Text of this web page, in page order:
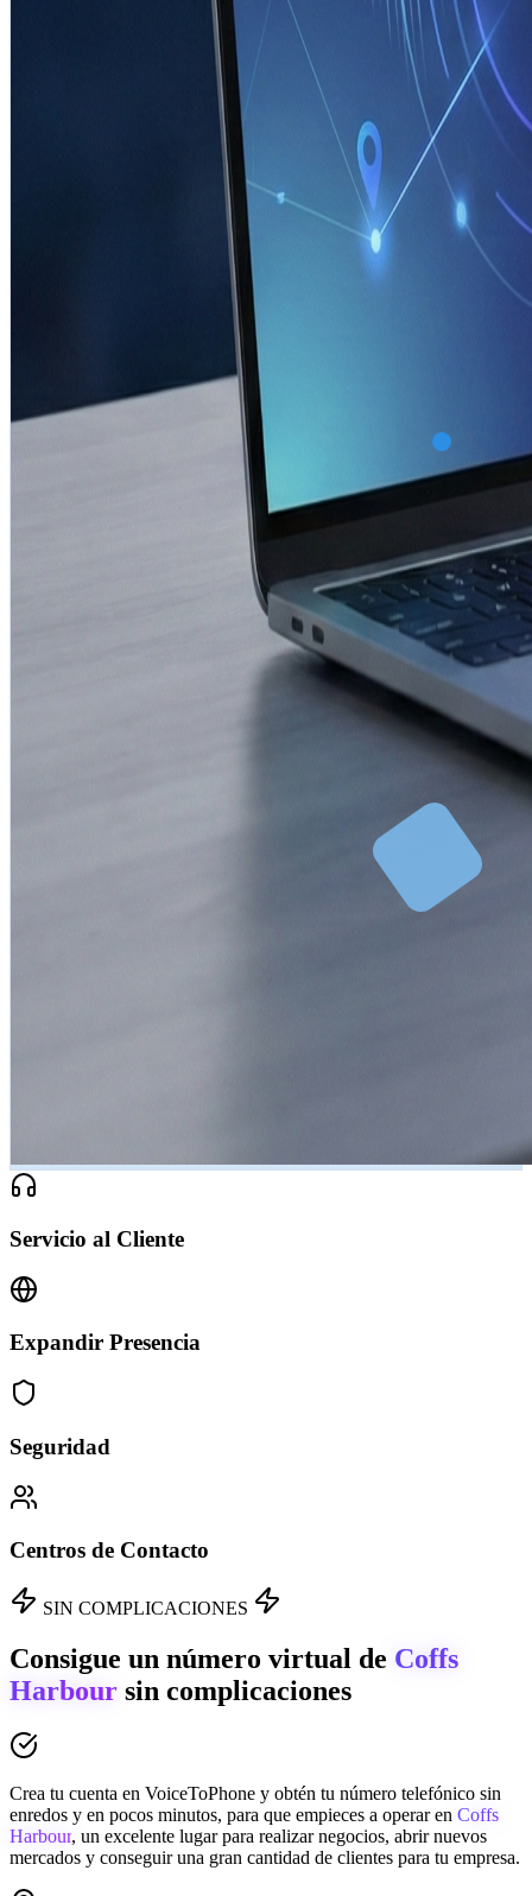
Servicio al Cliente
Expandir Presencia
Seguridad
Centros de Contacto
SIN COMPLICACIONES
Consigue un número virtual de Coffs
Harbour sin complicaciones
Crea tu cuenta en VoiceToPhone y obtén tu número telefónico sin
enredos y en pocos minutos, para que empieces a operar en Coffs
Harbour, un excelente lugar para realizar negocios, abrir nuevos
mercados y conseguir una gran cantidad de clientes para tu empresa.